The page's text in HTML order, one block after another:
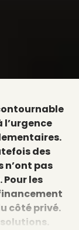
des
n’ont pas
les
côté privé.